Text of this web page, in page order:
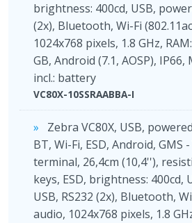
brightness: 400cd, USB,
(2x), Bluetooth, Wi-Fi
1024x768 pixels, 1.8 GHz,
GB, Android (7.1, AOSP), IP66,
incl.: battery
VC80X-10SSRAABBA-I
Zebra VC80X, USB,
BT, Wi-Fi, ESD, Android, GMS
terminal, 26,4cm (10,4''),
keys, ESD, brightness: 400cd,
USB, RS232 (2x), Bluetooth,
audio, 1024x768 pixels, 1.8